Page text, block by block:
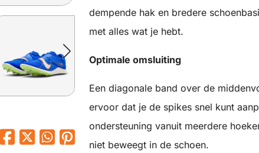
dempende hak en bredere
met alles wat je hebt.
Optimale omsluiting
Een diagonale band over de
ervoor dat je de spikes snel kunt
ondersteuning vanuit meerdere
niet beweegt in de schoen.